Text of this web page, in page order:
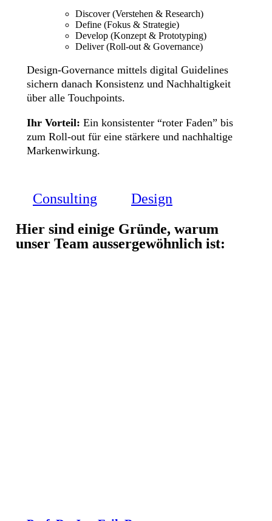
Discover (Verstehen & Research)
Define (Fokus & Strategie)
Develop (Konzept & Prototyping)
Deliver (Roll-out & Governance)
Design-Governance mittels digital Guidelines
sichern danach Konsistenz und Nachhaltigkeit
über alle Touchpoints.
Ihr Vorteil: Ein konsistenter “roter Faden” bis
zum Roll-out für eine stärkere und nachhaltige
Markenwirkung.
Consulting
Design
Hier sind einige Gründe, warum
unser Team aussergewöhnlich ist: